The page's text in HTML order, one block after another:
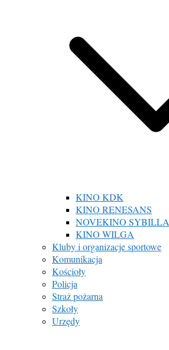
KINO KDK
KINO RENESANS
NOVEKINO SYBILLA
KINO WILGA
Kluby i organizacje sportowe
Komunikacja
Kościoły
Policja
Straż pożarna
Szkoły
Urzędy